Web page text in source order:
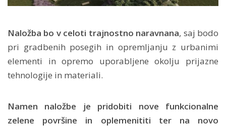
Naložba bo v celoti trajnostno naravnana, saj bodo
pri gradbenih posegih in opremljanju z urbanimi
elementi in opremo uporabljene okolju prijazne
tehnologije in materiali.
Namen naložbe je pridobiti nove funkcionalne
zelene površine in oplemenititi ter na novo